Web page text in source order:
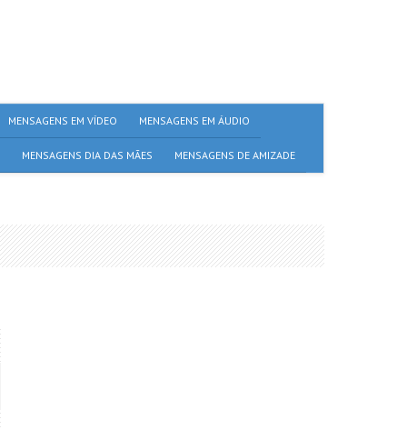
MENSAGENS EM VÍDEO MENSAGENS EM ÁUDIO
MENSAGENS DIA DAS MÃES MENSAGENS DE AMIZADE